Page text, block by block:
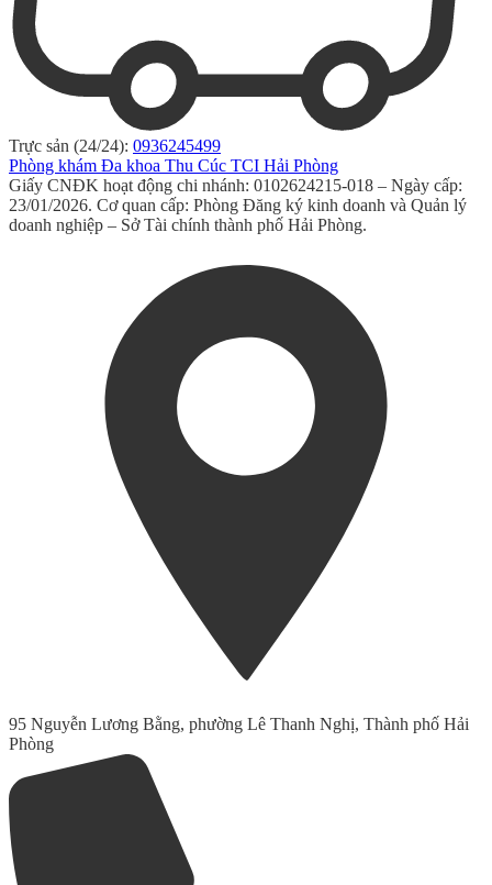
Trực sản (24/24): 0936245499
Phòng khám Đa khoa Thu Cúc TCI Hải Phòng
Giấy CNĐK hoạt động chi nhánh: 0102624215-018 – Ngày cấp:
23/01/2026. Cơ quan cấp: Phòng Đăng ký kinh doanh và Quản lý
doanh nghiệp – Sở Tài chính thành phố Hải Phòng.
95 Nguyễn Lương Bằng, phường Lê Thanh Nghị, Thành phố Hải
Phòng